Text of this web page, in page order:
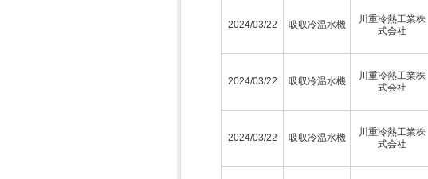
2024/03/22 吸収冷温水機
川重冷熱工業株
式会社
2024/03/22 吸収冷温水機
川重冷熱工業株
式会社
2024/03/22 吸収冷温水機
川重冷熱工業株
式会社